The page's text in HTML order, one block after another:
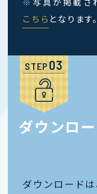
こちら となります。
STEP
ダウンロ
ダウンロード